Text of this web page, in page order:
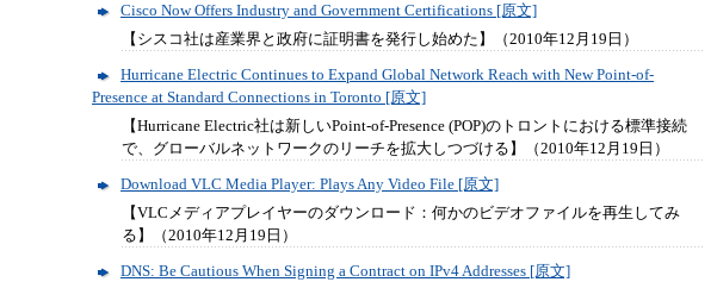
Cisco Now Offers Industry and Government Certifications [原文]
【シスコ社は産業界と政府に証明書を発行し始めた】（2010年12月19日）
Hurricane Electric Continues to Expand Global Network Reach with New Point-of-
Presence at Standard Connections in Toronto [原文]
【Hurricane Electric社は新しいPoint-of-Presence (POP)のトロントにおける標準接続
で、グローバルネットワークのリーチを拡大しつづける】（2010年12月19日）
Download VLC Media Player: Plays Any Video File [原文]
【VLCメディアプレイヤーのダウンロード：何かのビデオファイルを再生してみ
る】（2010年12月19日）
DNS: Be Cautious When Signing a Contract on IPv4 Addresses [原文]